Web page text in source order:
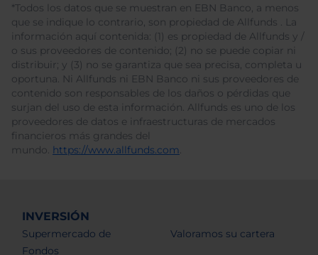
*Todos los datos que se muestran en EBN Banco, a menos
que se indique lo contrario, son propiedad de Allfunds . La
información aquí contenida: (1) es propiedad de Allfunds y /
o sus proveedores de contenido; (2) no se puede copiar ni
distribuir; y (3) no se garantiza que sea precisa, completa u
oportuna. Ni Allfunds ni EBN Banco ni sus proveedores de
contenido son responsables de los daños o pérdidas que
surjan del uso de esta información. Allfunds es uno de los
proveedores de datos e infraestructuras de mercados
financieros más grandes del
mundo. https://www.allfunds.com.
INVERSIÓN
Supermercado de
Fondos
Valoramos su cartera